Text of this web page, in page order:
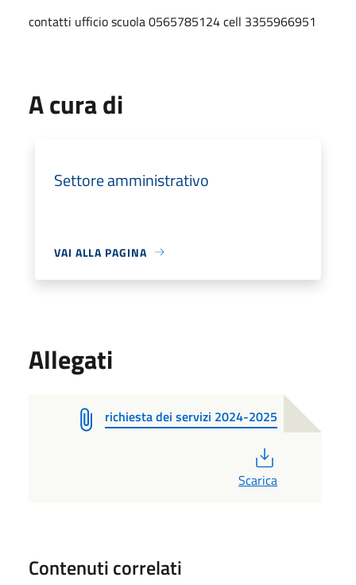
contatti ufficio scuola 0565785124 cell 3355966951
A cura di
Settore amministrativo
VAI ALLA PAGINA
Allegati
richiesta dei servizi 2024-2025
Scarica
Contenuti correlati